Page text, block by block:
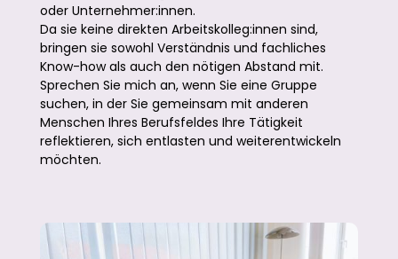
oder Unternehmer:innen.
Da sie keine direkten Arbeitskolleg:innen sind,
bringen sie sowohl Verständnis und fachliches
Know-how als auch den nötigen Abstand mit.
Sprechen Sie mich an, wenn Sie eine Gruppe
suchen, in der Sie gemeinsam mit anderen
Menschen Ihres Berufsfeldes Ihre Tätigkeit
reflektieren, sich entlasten und weiterentwickeln
möchten.